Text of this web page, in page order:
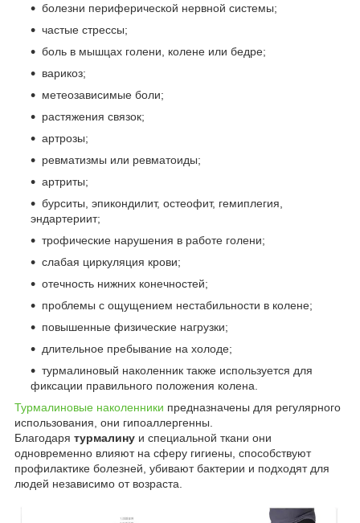
болезни периферической нервной системы;
частые стрессы;
боль в мышцах голени, колене или бедре;
варикоз;
метеозависимые боли;
растяжения связок;
артрозы;
ревматизмы или ревматоиды;
артриты;
бурситы, эпикондилит, остеофит, гемиплегия,
эндартериит;
трофические нарушения в работе голени;
слабая циркуляция крови;
отечность нижних конечностей;
проблемы с ощущением нестабильности в колене;
повышенные физические нагрузки;
длительное пребывание на холоде;
турмалиновый наколенник также используется для
фиксации правильного положения колена.
Турмалиновые наколенники предназначены для регулярного
использования, они гипоаллергенны.
Благодаря турмалину и специальной ткани они
одновременно влияют на сферу гигиены, способствуют
профилактике болезней, убивают бактерии и подходят для
людей независимо от возраста.